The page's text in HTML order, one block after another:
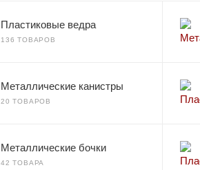
Пластиковые ведра
136 ТОВАРОВ
Металлические канистры
20 ТОВАРОВ
Металлические бочки
42 ТОВАРА